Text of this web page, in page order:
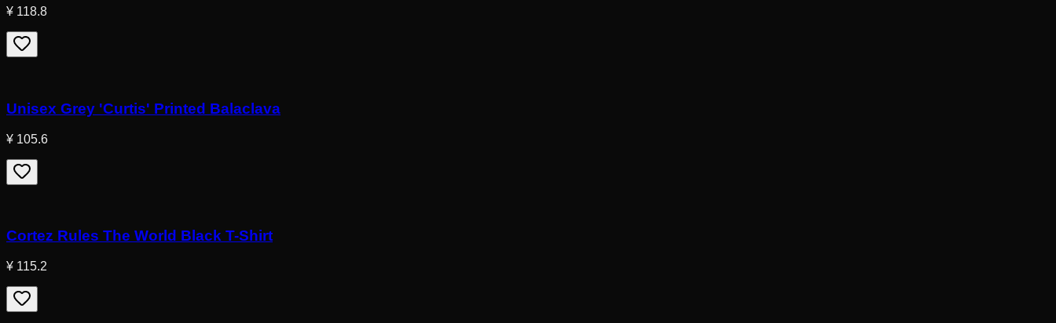
¥ 118.8
Unisex Grey 'Curtis' Printed Balaclava
¥ 105.6
Cortez Rules The World Black T-Shirt
¥ 115.2